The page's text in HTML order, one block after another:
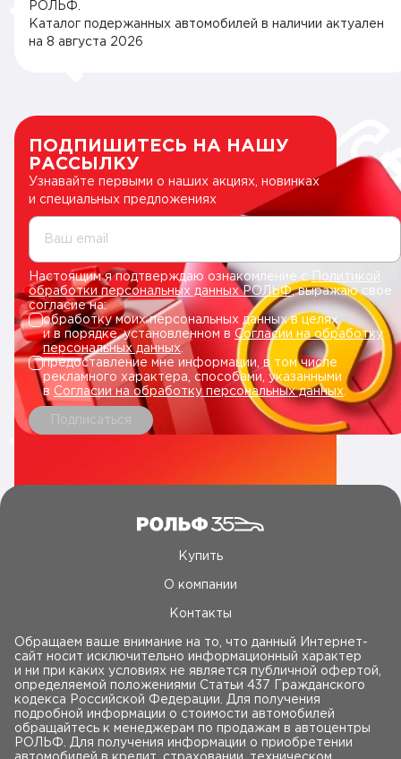
РОЛЬФ.
Каталог подержанных автомобилей в наличии актуален
на 8 августа 2026
ПОДПИШИТЕСЬ НА НАШУ
РАССЫЛКУ
Узнавайте первыми о наших акциях, новинках
и специальных предложениях
Ваш email
Настоящим я подтверждаю ознакомление сПолитикой
обработки персональных данных РОЛЬФ, выражаю свое
согласие на:
обработку моих персональных данных в целях
и в порядке, установленном в Согласии на обработку
персональных данных.
предоставление мне информации, в том числе
рекламного характера, способами, указанными
в Согласии на обработку персональных данных
Подписаться
Купить
О компании
Контакты
Обращаем ваше внимание на то, что данный Интернет-
сайт носит исключительно информационный характер
и ни при каких условиях не является публичной офертой,
определяемой положениями Статьи 437 Гражданского
кодекса Российской Федерации. Для получения
подробной информации о стоимости автомобилей
обращайтесь к менеджерам по продажам в автоцентры
РОЛЬФ. Для получения информации о приобретении